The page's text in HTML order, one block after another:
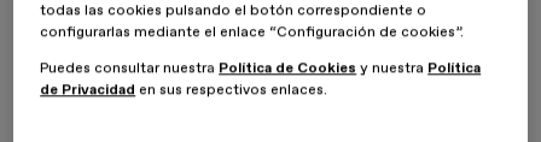
El acuerdo entre Planeta Formación y
todas las cookies pulsando el botón correspondiente o
configurarlas mediante el enlace “Configuración de cookies”.
Puedes consultar nuestra Política de Cookies y nuestra Política
de Privacidad en sus respectivos enlaces.